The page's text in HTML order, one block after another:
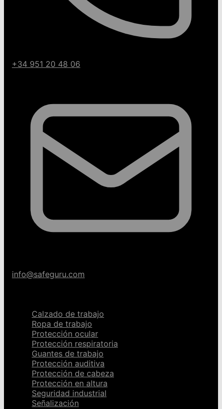
+34 951 20 48 06
info@safeguru.com
Calzado de trabajo
Ropa de trabajo
Protección ocular
Protección respiratoria
Guantes de trabajo
Protección auditiva
Protección de cabeza
Protección en altura
Seguridad industrial
Señalización